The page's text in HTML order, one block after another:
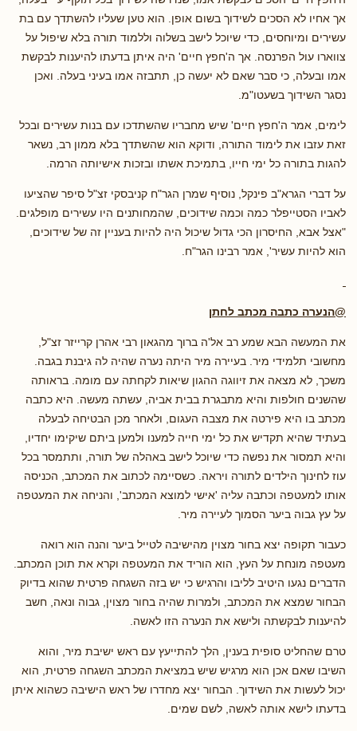
אך אחיו לא הסכים לשידוך בשום אופן. הוא טען שעליו להשתדך עם בת
עשירים ומיוחסים, כדי שיוכל לישב בשלוה וללמוד תורה בלא שיפול על
צווארו עול הפרנסה. אך ה'חפץ חיים' היה איתן בדעתו להיענות לבקשת
אמו ובעלה, כי סבר שאם לא יעשה כן, תתבזה אמו בעיני בעלה. ואכן
נסגר השידוך בשעטו"מ.
לימים, אמר ה'חפץ חיים' שיש מחבריו שהשתדכו עם בנות עשירים ובכל
זאת עזבו את לימוד התורה, ודוקא הוא שהשתדך בלא ממון רב, נשאר
להגות בתורה כל ימי חייו, בתמיכת אשתו ובזכות אישיותה הרמה.
על דברי הגרא"ב פינקל, נוסיף שמרן הגר"ח קניבסקי זצ"ל סיפר שהציעו
לאביו הסטייפלר כמה וכמה שידוכים, שהמחותנים היו עשירים מופלגים.
"אצל אבא, החיסרון הכי גדול שיכול היה להיות בעניין זה של שידוכים,
הוא להיות עשיר', אמר רבינו הגר"ח.
@הנערה כתבה מכתב לחתן
את המעשה הבא שמע רב אל'ה ברוך מהגאון רבי אהרן קרייזר זצ"ל,
מחשובי תלמידי מיר. בעיירה מיר היתה נערה שהיה לה גיבנת בגבה.
משכך, לא מצאה את זיווגה ההגון שיאות לקחתה עם מומה. בראותה
שהשנים חולפות והיא מתבגרת בבית אביה, עשתה מעשה. היא כתבה
מכתב בו היא פירטה את מצבה העגום, ולאחר מכן הבטיחה לבעלה
בעתיד שהיא תקדיש את כל ימי חייה למענו ולמען ביתם שיקימו יחדיו,
והיא תמסור את נפשה כדי שיוכל לישב באהלה של תורה, ותתמסר בכל
עוז לחינוך הילדים לתורה ויראה. כשסיימה לכתוב את המכתב, הכניסה
אותו למעטפה וכתבה עליה 'אישי למוצא המכתב', והניחה את המעטפה
על עץ גבוה ביער הסמוך לעיירה מיר.
כעבור תקופה יצא בחור מצוין מהישיבה לטייל ביער והנה הוא רואה
מעטפה מונחת על העץ, הוא הוריד את המעטפה וקרא את תוכן המכתב.
הדברים נגעו היטיב לליבו והרגיש כי יש בזה השגחה פרטית שהוא בדיוק
הבחור שמצא את המכתב, ולמרות שהיה בחור מצוין, גבוה ונאה, חשב
להיענות לבקשתה ולישא את הנערה הזו לאשה.
טרם שהחליט סופית בענין, הלך להתייעץ עם ראש ישיבת מיר, והוא
השיבו שאם אכן הוא מרגיש שיש במציאת המכתב השגחה פרטית, הוא
יכול לעשות את השידוך. הבחור יצא מחדרו של ראש הישיבה כשהוא איתן
בדעתו לישא אותה לאשה, לשם שמים.